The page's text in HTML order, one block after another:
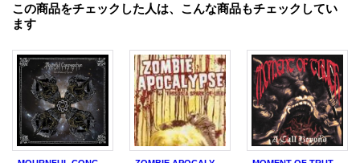
この商品をチェックした人は、こんな商品もチェックしてい
ます